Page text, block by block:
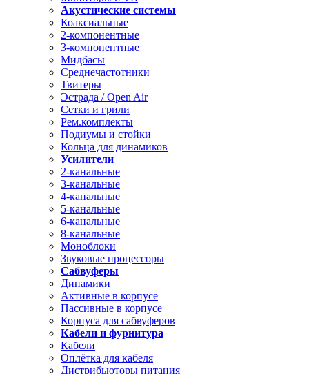
Акустические системы
Коаксиальные
2-компонентные
3-компонентные
Мидбасы
Среднечастотники
Твитеры
Эстрада / Open Air
Сетки и грили
Рем.комплекты
Подиумы и стойки
Кольца для динамиков
Усилители
2-канальные
3-канальные
4-канальные
5-канальные
6-канальные
8-канальные
Моноблоки
Звуковые процессоры
Сабвуферы
Динамики
Активные в корпусе
Пассивные в корпусе
Корпуса для сабвуферов
Кабели и фурнитура
Кабели
Оплётка для кабеля
Дистрибьюторы питания